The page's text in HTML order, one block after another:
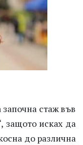
стаж във
защото исках да
до различна